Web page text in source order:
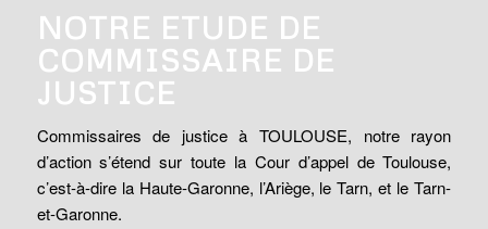
NOTRE ETUDE DE
COMMISSAIRE DE
JUSTICE
Commissaires de justice à TOULOUSE, notre rayon
d’action s’étend sur toute la Cour d’appel de Toulouse,
c’est-à-dire la Haute-Garonne, l’Ariège, le Tarn, et le Tarn-
et-Garonne.